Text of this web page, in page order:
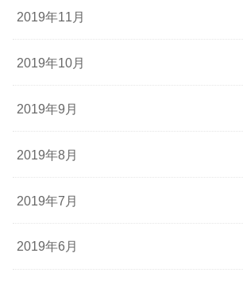
2019年11月
2019年10月
2019年9月
2019年8月
2019年7月
2019年6月